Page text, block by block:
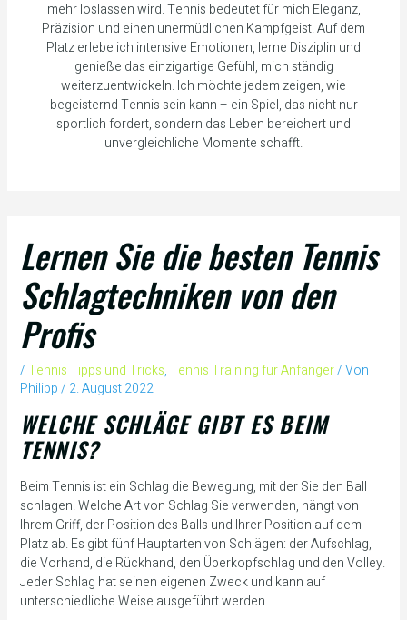
mehr loslassen wird. Tennis bedeutet für mich Eleganz,
Präzision und einen unermüdlichen Kampfgeist. Auf dem
Platz erlebe ich intensive Emotionen, lerne Disziplin und
genieße das einzigartige Gefühl, mich ständig
weiterzuentwickeln. Ich möchte jedem zeigen, wie
begeisternd Tennis sein kann – ein Spiel, das nicht nur
sportlich fordert, sondern das Leben bereichert und
unvergleichliche Momente schafft.
Lernen Sie die besten Tennis
Schlagtechniken von den
Profis
/Tennis Tipps und Tricks,Tennis Training für Anfänger/ Von
Philipp/ 2. August 2022
WELCHE SCHLÄGE GIBT ES BEIM
TENNIS?
Beim Tennis ist ein Schlag die Bewegung, mit der Sie den Ball
schlagen. Welche Art von Schlag Sie verwenden, hängt von
Ihrem Griff, der Position des Balls und Ihrer Position auf dem
Platz ab. Es gibt fünf Hauptarten von Schlägen: der Aufschlag,
die Vorhand, die Rückhand, den Überkopfschlag und den Volley.
Jeder Schlag hat seinen eigenen Zweck und kann auf
unterschiedliche Weise ausgeführt werden.